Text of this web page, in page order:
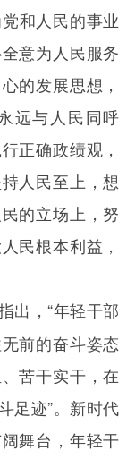
和人民的事业
意为人民服务
的发展思想，
远与人民同呼
正确政绩观，
人民至上，想
的立场上，努
民根本利益，
出，“年轻干部
前的奋斗姿态
苦干实干，在
足迹”。新时代
舞台，年轻干